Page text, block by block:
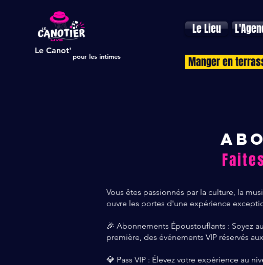
Le Canot'
pour les intimes
Le Lieu
Manger en
Vous êtes passionnés par la culture, la
ouvre les portes d'une expérience
🎉 Abonnements Époustouflants : Soyez
première, des événements VIP réservés
💎 Pass VIP : Élevez votre expérience au